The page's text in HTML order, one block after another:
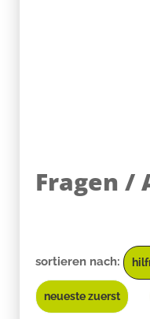
Fragen /
sortieren nach:
neueste zuerst